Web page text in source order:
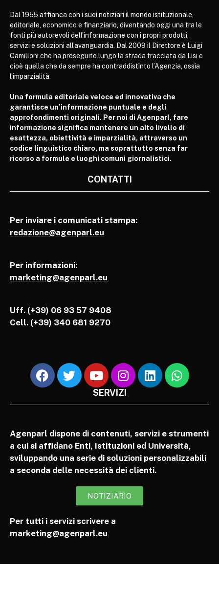
Dal 1955 affianca con i suoi notiziari il mondo istituzionale,
editoriale, economico e finanziario, diventando oggi una tra le
fonti più autorevoli dell’informazione con i propri prodotti,
servizi e soluzioni all’avanguardia. Dal 2009 il Direttore è Luigi
Camilloni che ha proseguito lungo la strada tracciata da Lisi e
cioè quella che da sempre ha contraddistinto l’Agenzia, ossia
l’imparzialità.
Una formula editoriale veloce ed innovativa che
garantisce un’informazione puntuale e degli
approfondimenti originali. Per noi di Agenparl, fare
informazione significa mantenere un alto livello di
esattezza, obiettività e imparzialità, attraverso un
codice linguistico chiaro, ma soprattutto senza far
ricorso a formule e luoghi comuni giornalistici.
CONTATTI
Per inviare i comunicati stampa:
redazione@agenparl.eu
Per informazioni:
marketing@agenparl.eu
Uff. (+39) 06 93 57 9408
Cell. (+39) 340 681 9270
SERVIZI
Agenparl dispone di contenuti, servizi e strumenti
a cui si affidano Enti, Istituzioni ed Università,
sviluppando una serie di soluzioni personalizzabili
a seconda delle necessità dei clienti.
NOTIZIARIO
Per tutti i servizi scrivere a
marketing@agenparl.eu